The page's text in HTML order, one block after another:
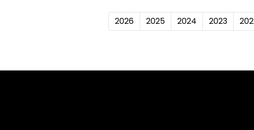
2026 2025 2024 2023